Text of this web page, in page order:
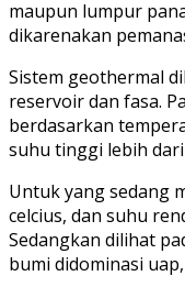
maupun lumpur
dikarenakan
Sistem geothermal
reservoir dan fasa.
berdasarkan
suhu tinggi lebih dari
Untuk yang sedang
celcius, dan suhu
Sedangkan dilihat
bumi didominasi